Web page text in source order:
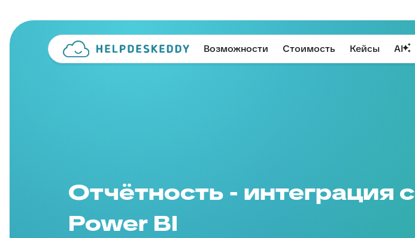
Возможности Стоимость Кейсы AI
Отчётность - интеграция с
Power BI